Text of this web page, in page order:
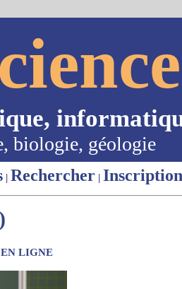
biologie, géologie
| Rechercher | Inscription
EN LIGNE